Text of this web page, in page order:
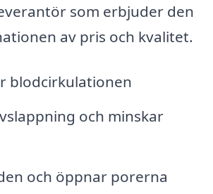
som erbjuder den
av pris och kvalitet.
blodcirkulationen
och minskar
och öppnar porerna